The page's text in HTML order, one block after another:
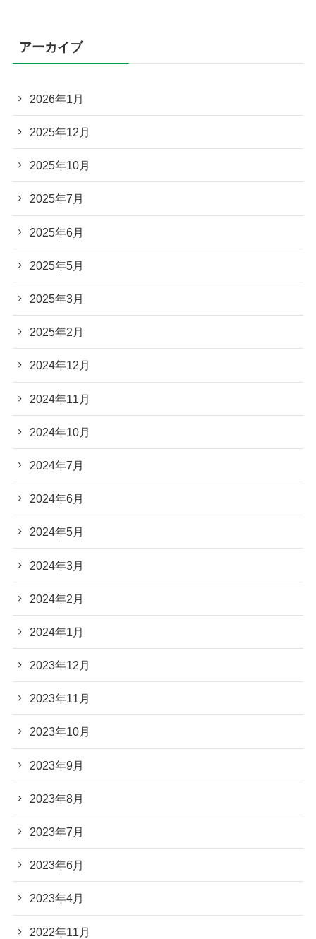
アーカイブ
2026年1月
2025年12月
2025年10月
2025年7月
2025年6月
2025年5月
2025年3月
2025年2月
2024年12月
2024年11月
2024年10月
2024年7月
2024年6月
2024年5月
2024年3月
2024年2月
2024年1月
2023年12月
2023年11月
2023年10月
2023年9月
2023年8月
2023年7月
2023年6月
2023年4月
2022年11月